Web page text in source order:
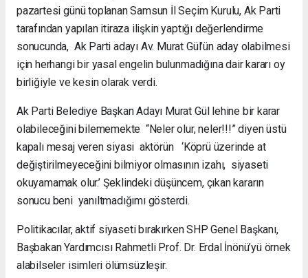
pazartesi günü toplanan Samsun İl Seçim Kurulu, Ak Parti
tarafından yapılan itiraza ilişkin yaptığı değerlendirme
sonucunda, Ak Parti adayı Av. Murat Gül’ün aday olabilmesi
için herhangi bir yasal engelin bulunmadığına dair kararı oy
birliğiyle ve kesin olarak verdi.
Ak Parti Belediye Başkan Adayı Murat Gül lehine bir karar
olabileceğini bilememekte “Neler olur, neler!!!” diyen üstü
kapalı mesaj veren siyasi aktörün ‘Köprü üzerinde at
değiştirilmeyeceğini bilmiyor olmasının izahı, siyaseti
okuyamamak olur.’ Şeklindeki düşüncem, çıkan kararın
sonucu beni yanıltmadığımı gösterdi.
Politikacılar, aktif siyaseti bırakırken SHP Genel Başkanı,
Başbakan Yardımcısı Rahmetli Prof. Dr. Erdal İnönü’yü örnek
alabilseler isimleri ölümsüzleşir.